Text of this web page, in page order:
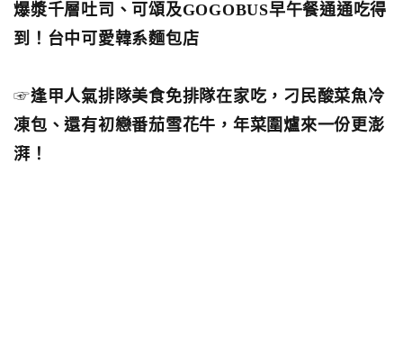
爆漿千層吐司、可頌及GOGOBUS早午餐通通吃得
到！台中可愛韓系麵包店
☞逢甲人氣排隊美食免排隊在家吃，刁民酸菜魚冷
凍包、還有初戀番茄雪花牛，年菜圍爐來一份更澎
湃！